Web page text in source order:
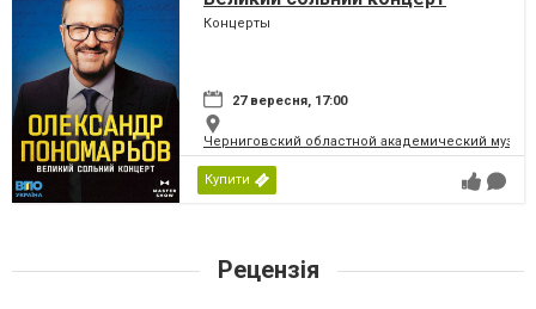
Концерты
27 вересня, 17:00
Черниговский областной академический
Купити
Рецензія